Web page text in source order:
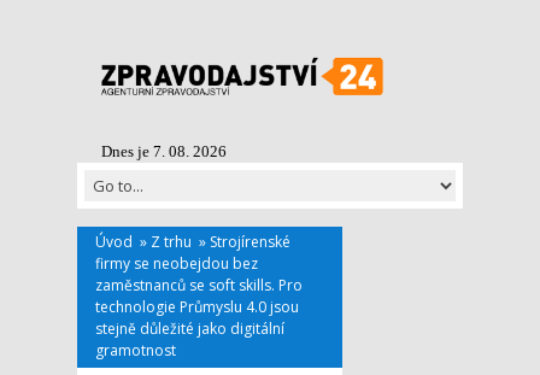
Dnes je 7. 08. 2026
Úvod » Z trhu » Strojírenské
firmy se neobejdou bez
zaměstnanců se soft skills. Pro
technologie Průmyslu 4.0 jsou
stejně důležité jako digitální
gramotnost